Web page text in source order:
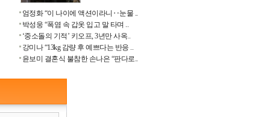
엄정화 “이 나이에 액션이라니‥눈물 ..
박성웅 “폭염 속 갑옷 입고 말 타며 ..
‘중소돌의 기적’ 키오프, 3년만 사옥..
강미나 “13kg 감량 후 예쁘다는 반응 ..
윤보미 결혼식 불참한 손나은 “판다로..